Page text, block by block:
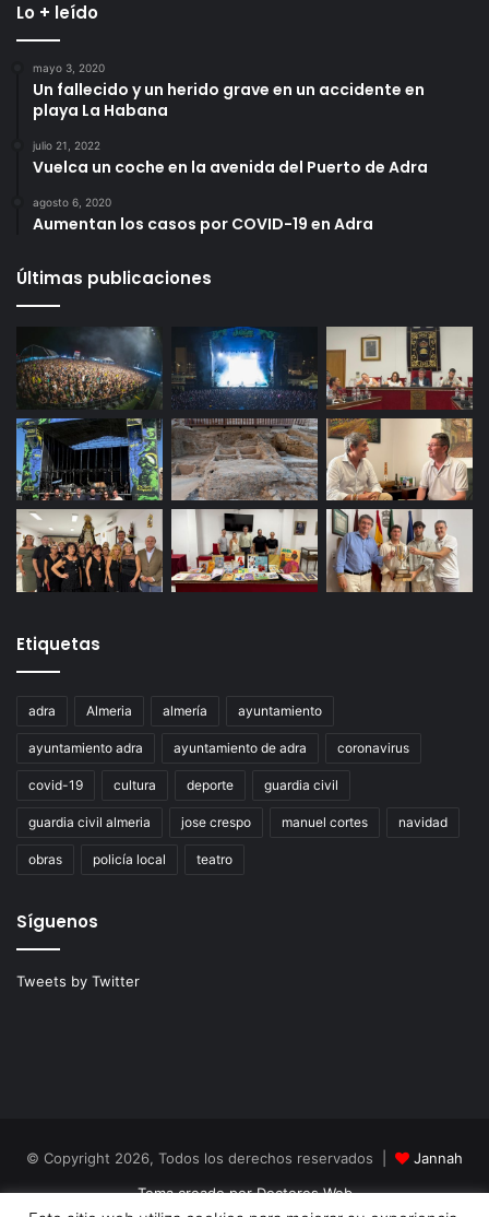
Lo + leído
mayo 3, 2020
Un fallecido y un herido grave en un accidente en
playa La Habana
julio 21, 2022
Vuelca un coche en la avenida del Puerto de Adra
agosto 6, 2020
Aumentan los casos por COVID-19 en Adra
Últimas publicaciones
Etiquetas
adra Almeria almería ayuntamiento
ayuntamiento adra ayuntamiento de adra coronavirus
covid-19 cultura deporte guardia civil
guardia civil almeria jose crespo manuel cortes navidad
obras policía local teatro
Síguenos
Tweets by Twitter
© Copyright 2026, Todos los derechos reservados |
Jannah
Tema creado por Doctores Web